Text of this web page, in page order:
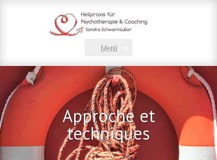
Menü
Approche et
techniques